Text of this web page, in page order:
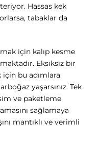
Hassas kek
tabaklar da
için kalıp kesme
Eksiksiz bir
için bu adımlara
yaşarsınız. Tek
ve paketleme
sağlamaya
mantıklı ve verimli